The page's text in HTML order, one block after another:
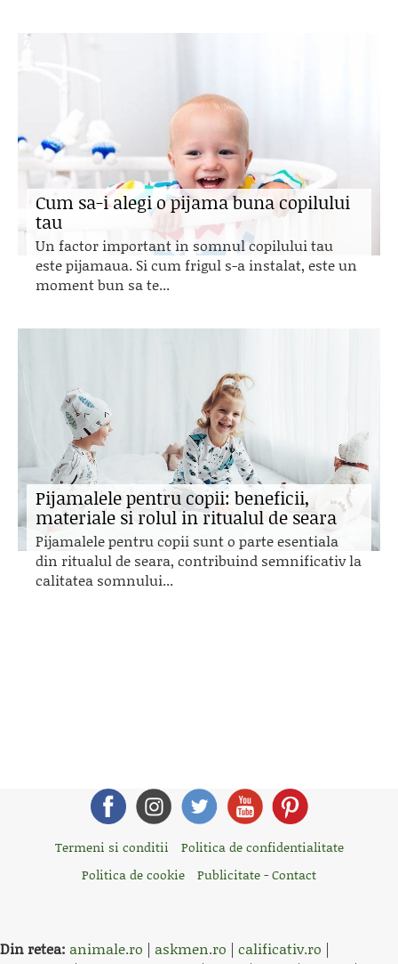
Cum sa-i alegi o pijama buna copilului
tau
Un factor important in somnul copilului tau
este pijamaua. Si cum frigul s-a instalat, este un
moment bun sa te...
Pijamalele pentru copii: beneficii,
materiale si rolul in ritualul de seara
Pijamalele pentru copii sunt o parte esentiala
din ritualul de seara, contribuind semnificativ la
calitatea somnului...
Termeni si conditii
Politica de confidentialitate
Politica de cookie
Publicitate - Contact
Din retea: animale.ro | askmen.ro | calificativ.ro |